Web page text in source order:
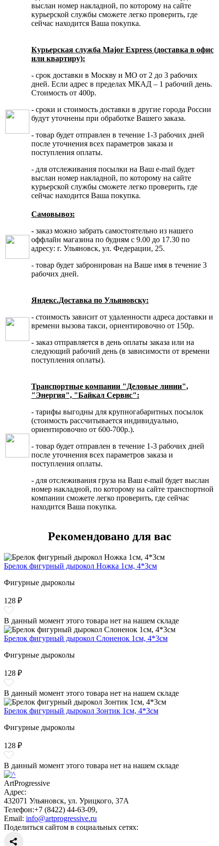
выслан номер накладной, по которому на сайте
курьерской службы сможете легко проверить, где
сейчас находится Ваша покупка.
Курьерская служба Major Express (доставка в офис
или квартиру):
- срок доставки в Москву и МО от 2 до 3 рабочих
дней. Если адрес в пределах МКАД – 1 рабочий день.
Стоимость от 400р.
- сроки и стоимость доставки в другие города России
будут уточнены при обработке Вашего заказа.
- товар будет отправлен в течение 1-3 рабочих дней
после уточнения всех параметров заказа и
поступления оплаты.
- для отслеживания посылки на Ваш e-mail будет
выслан номер накладной, по которому на сайте
курьерской службы сможете легко проверить, где
сейчас находится Ваша покупка.
Самовывоз:
- заказ можно забрать самостоятельно из нашего
оффлайн магазина по будням с 9.00 до 17.30 по
адресу: г. Ульяновск, ул. Федерации, 25.
- товар будет забронирован на Ваше имя в течение 3
рабочих дней.
Яндекс.Доставка по Ульяновску:
- стоимость зависит от удаленности адреса доставки и
времени вызова такси, ориентировочно от 150р.
- заказ отправляется в день оплаты заказа или на
следующий рабочий день (в зависимости от времени
поступления оплаты).
Транспортные компании "Деловые линии",
"Энергия", "Байкал Сервис":
- тарифы выгодны для крупногабаритных посылок
(стоимость рассчитывается индивидуально,
ориентировочно от 600-700р.).
- товар будет отправлен в течение 1-3 рабочих дней
после уточнения всех параметров заказа и
поступления оплаты.
- для отслеживания груза на Ваш e-mail будет выслан
номер накладной, по которому на сайте транспортной
компании сможете легко проверить, где сейчас
находится Ваша покупка.
Рекомендовано для вас
Брелок фигурный дырокол Ножка 1см, 4*3см
Фигурные дыроколы
128 ₽
В данный момент этого товара нет на нашем складе
Брелок фигурный дырокол Слоненок 1см, 4*3см
Фигурные дыроколы
128 ₽
В данный момент этого товара нет на нашем складе
Брелок фигурный дырокол Зонтик 1см, 4*3см
Фигурные дыроколы
128 ₽
В данный момент этого товара нет на нашем складе
ArtProgressive
Адрес:
432071 Ульяновск, ул. Урицкого, 37А
Телефон:+7 (8422) 44-63-09,
Email: info@artprogressive.ru
Поделиться сайтом в социальных сетях: